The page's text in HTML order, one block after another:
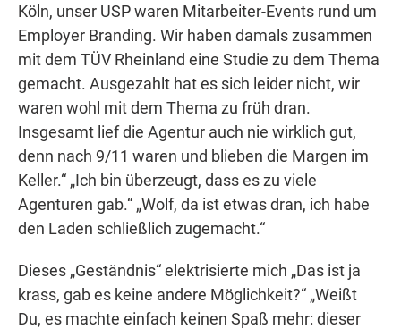
Köln, unser USP waren Mitarbeiter-Events rund um
Employer Branding. Wir haben damals zusammen
mit dem TÜV Rheinland eine Studie zu dem Thema
gemacht. Ausgezahlt hat es sich leider nicht, wir
waren wohl mit dem Thema zu früh dran.
Insgesamt lief die Agentur auch nie wirklich gut,
denn nach 9/11 waren und blieben die Margen im
Keller.“ „Ich bin überzeugt, dass es zu viele
Agenturen gab.“ „Wolf, da ist etwas dran, ich habe
den Laden schließlich zugemacht.“
Dieses „Geständnis“ elektrisierte mich „Das ist ja
krass, gab es keine andere Möglichkeit?“ „Weißt
Du, es machte einfach keinen Spaß mehr: dieser